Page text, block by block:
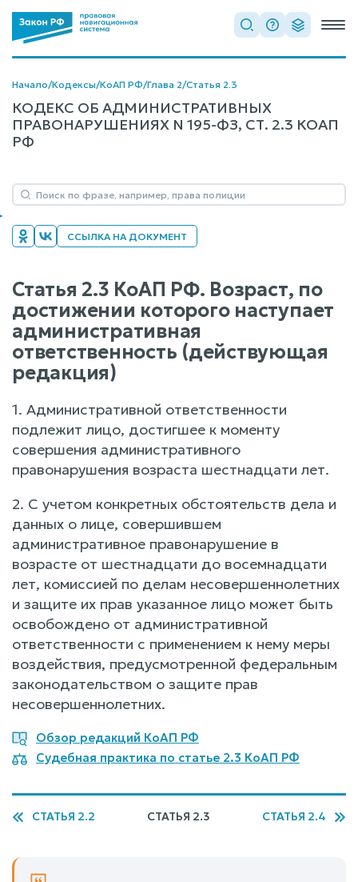
Начало/Кодексы/КоАП РФ/Глава 2/Статья 2.3
КОДЕКС ОБ АДМИНИСТРАТИВНЫХ
ПРАВОНАРУШЕНИЯХ N 195-ФЗ, СТ. 2.3 КОАП
РФ
ССЫЛКА НА ДОКУМЕНТ
Статья 2.3 КоАП РФ. Возраст, по
достижении которого наступает
административная
ответственность (действующая
редакция)
1. Административной ответственности
подлежит лицо, достигшее к моменту
совершения административного
правонарушения возраста шестнадцати лет.
2. С учетом конкретных обстоятельств дела и
данных о лице, совершившем
административное правонарушение в
возрасте от шестнадцати до восемнадцати
лет, комиссией по делам несовершеннолетних
и защите их прав указанное лицо может быть
освобождено от административной
ответственности с применением к нему меры
воздействия, предусмотренной федеральным
законодательством о защите прав
несовершеннолетних.
Обзор редакций КоАП РФ
Судебная практика по статье 2.3 КоАП РФ
СТАТЬЯ 2.2 СТАТЬЯ 2.3 СТАТЬЯ 2.4